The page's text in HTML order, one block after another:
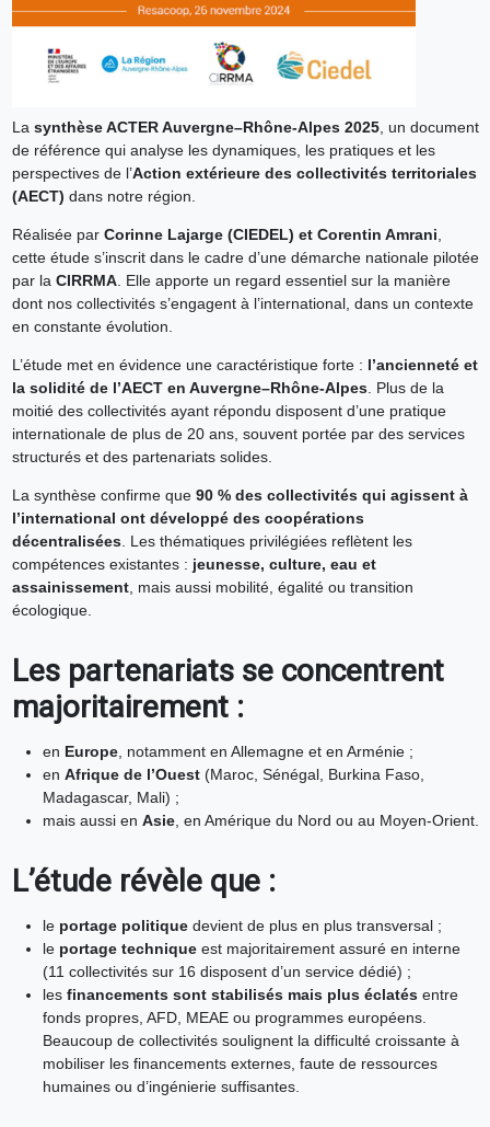
La synthèse ACTER Auvergne–Rhône-Alpes 2025, un document
de référence qui analyse les dynamiques, les pratiques et les
perspectives de l’Action extérieure des collectivités territoriales
(AECT) dans notre région.
Réalisée par Corinne Lajarge (CIEDEL) et Corentin Amrani
cette étude s’inscrit dans le cadre d’une démarche nationale pilotée
par la CIRRMA. Elle apporte un regard essentiel sur la manière
dont nos collectivités s’engagent à l’international, dans un contexte
en constante évolution.
L’étude met en évidence une caractéristique forte : l’ancienneté et
la solidité de l’AECT en Auvergne–Rhône-Alpes. Plus de la
moitié des collectivités ayant répondu disposent d’une pratique
internationale de plus de 20 ans, souvent portée par des services
structurés et des partenariats solides.
La synthèse confirme que 90 % des collectivités qui agissent à
l’international ont développé des coopérations
décentralisées. Les thématiques privilégiées reflètent les
compétences existantes : jeunesse, culture, eau et
assainissement, mais aussi mobilité, égalité ou transition
écologique.
Les partenariats se concentrent
majoritairement :
en Europe, notamment en Allemagne et en Arménie ;
en Afrique de l’Ouest(Maroc, Sénégal, Burkina Faso,
Madagascar, Mali) ;
mais aussi en Asie, en Amérique du Nord ou au Moyen-Orient.
L’étude révèle que :
le portage politiquedevient de plus en plus transversal ;
le portage techniqueest majoritairement assuré en interne
(11 collectivités sur 16 disposent d’un service dédié) ;
les financements sont stabilisés mais plus éclatésentre
fonds propres, AFD, MEAE ou programmes européens.
Beaucoup de collectivités soulignent la difficulté croissante à
mobiliser les financements externes, faute de ressources
humaines ou d’ingénierie suffisantes.